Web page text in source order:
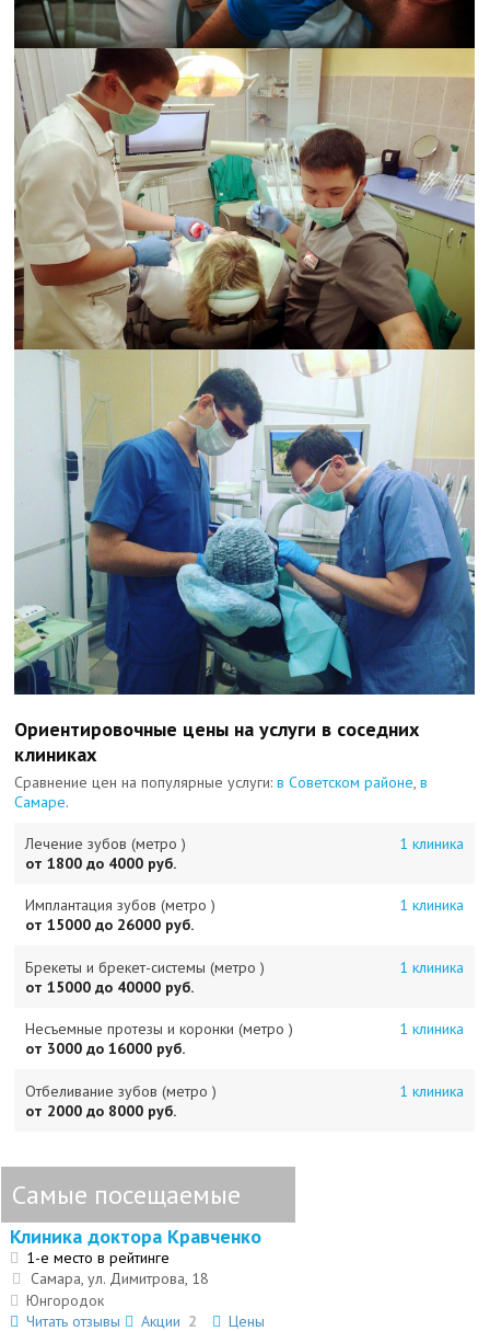
Ориентировочные цены на услуги в соседних
клиниках
Сравнение цен на популярные услуги:в Советском районе,в
Самаре.
Лечение зубов (метро )
1 клиника
от 1800 до 4000 руб.
Имплантация зубов (метро )
1 клиника
от 15000 до 26000 руб.
Брекеты и брекет-системы (метро )
1 клиника
от 15000 до 40000 руб.
Несъемные протезы и коронки (метро )
1 клиника
от 3000 до 16000 руб.
Отбеливание зубов (метро )
1 клиника
от 2000 до 8000 руб.
Самые посещаемые
Клиника доктора Кравченко
1-е место в рейтинге
Самара, ул. Димитрова, 18
Юнгородок
Читать отзывы
Акции 2 Цены